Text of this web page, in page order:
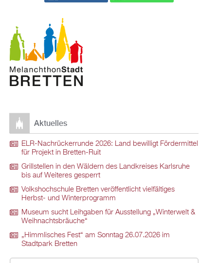
Aktuelles
ELR-Nachrückerrunde 2026: Land bewilligt Fördermittel
für Projekt in Bretten-Ruit
Grillstellen in den Wäldern des Landkreises Karlsruhe
bis auf Weiteres gesperrt
Volkshochschule Bretten veröffentlicht vielfältiges
Herbst- und Winterprogramm
Museum sucht Leihgaben für Ausstellung „Winterwelt &
Weihnachtsbräuche“
„Himmlisches Fest“ am Sonntag 26.07.2026 im
Stadtpark Bretten